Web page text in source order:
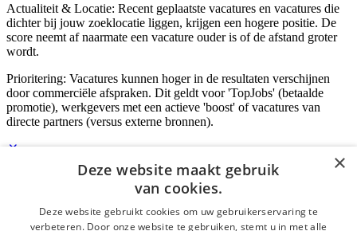
Actualiteit & Locatie: Recent geplaatste vacatures en vacatures die
dichter bij jouw zoeklocatie liggen, krijgen een hogere positie. De
score neemt af naarmate een vacature ouder is of de afstand groter
wordt.
Prioritering: Vacatures kunnen hoger in de resultaten verschijnen
door commerciële afspraken. Dit geldt voor 'TopJobs' (betaalde
promotie), werkgevers met een actieve 'boost' of vacatures van
directe partners (versus externe bronnen).
Inloggen als bedrijf
E-mail*
×
Deze website maakt gebruik
van cookies.
Deze website gebruikt cookies om uw gebruikerservaring te
verbeteren. Door onze website te gebruiken, stemt u in met alle